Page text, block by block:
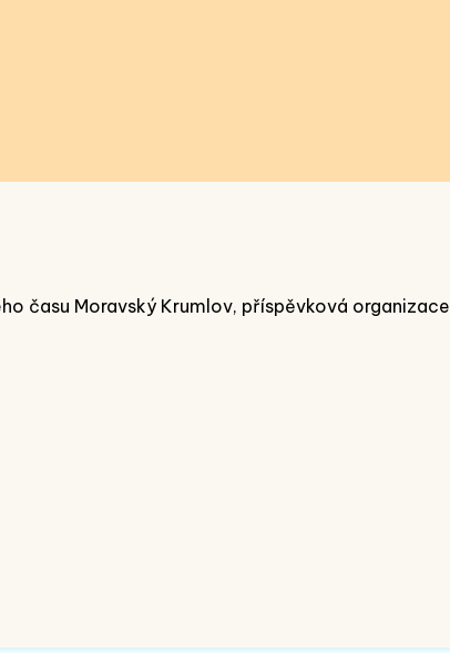
času Moravský Krumlov, příspěvková organizace